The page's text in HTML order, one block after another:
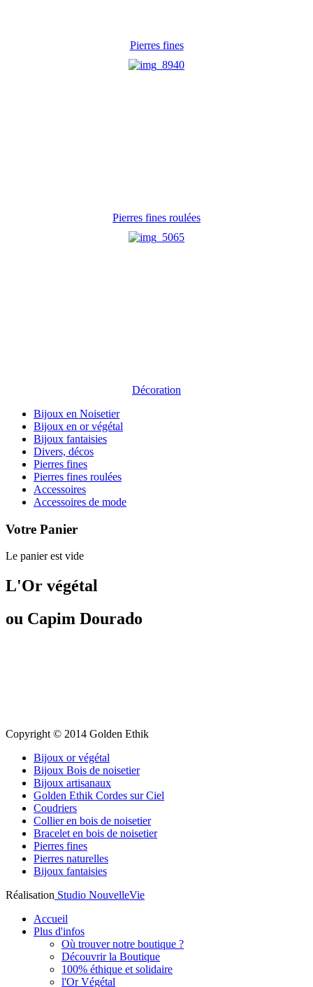
Pierres fines
Pierres fines roulées
Décoration
Bijoux en Noisetier
Bijoux en or végétal
Bijoux fantaisies
Divers, décos
Pierres fines
Pierres fines roulées
Accessoires
Accessoires de mode
Votre Panier
Le panier est vide
L'Or végétal
ou Capim Dourado
Copyright © 2014 Golden Ethik
Bijoux or végétal
Bijoux Bois de noisetier
Bijoux artisanaux
Golden Ethik Cordes sur Ciel
Coudriers
Collier en bois de noisetier
Bracelet en bois de noisetier
Pierres fines
Pierres naturelles
Bijoux fantaisies
Réalisation Studio NouvelleVie
Accueil
Plus d'infos
Où trouver notre boutique ?
Découvrir la Boutique
100% éthique et solidaire
l'Or Végétal